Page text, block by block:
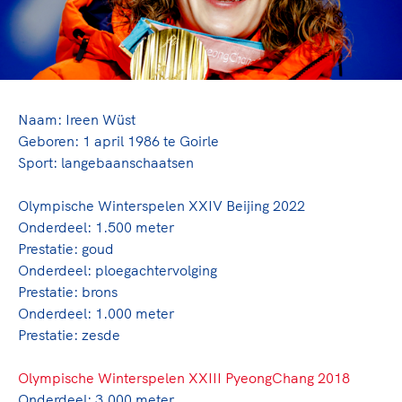
Sportonderzoek
Sportakkoord II
Game Changer
TeamNL kids
Olympische geschiedenis
Nieuwspagina
Columns
Veilige en integere sport
Diversiteit en inclusie
Gezonde sportomgeving
Bekwaam sportkader
Vitale clubs en bestuurlijk kader
Sportmatch
Clubacties
Handboek Wet- en Regelgeving
Opleidingen en trainingen
Ruimte voor sport
TeamNL Academie Kalender
Kennisaanbod TeamNL Experts
Olympische Spelen LA28
Europese Spelen Istanbul 2027
Topsportbeleid
Topsportfinanciering
Maatschappelijke waarde topsport
Naam: Ireen Wüst
Geboren: 1 april 1986 te Goirle
Sport: langebaanschaatsen
Olympische Winterspelen XXIV Beijing 2022
Onderdeel: 1.500 meter
Prestatie: goud
Onderdeel: ploegachtervolging
Prestatie: brons
Onderdeel: 1.000 meter
Prestatie: zesde
Olympische Winterspelen XXIII PyeongChang 2018